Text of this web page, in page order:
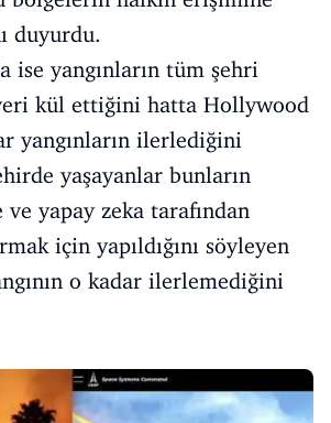
duyurdu.
ise yangınların tüm şehri
yeri kül ettiğini hatta Hollywood
yangınların ilerlediğini
yaşayanlar bunların
yapay zeka tarafından
için yapıldığını söyleyen
o kadar ilerlemediğini